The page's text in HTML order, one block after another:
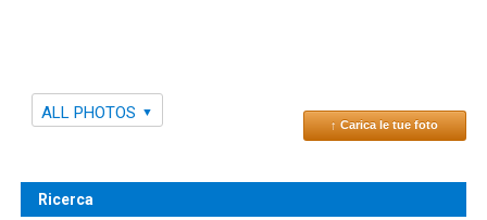
ALL PHOTOS
↑ Carica le tue foto
Ricerca